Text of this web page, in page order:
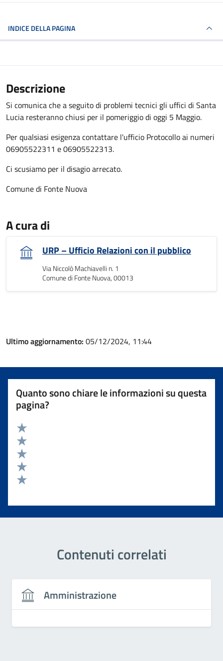
INDICE DELLA PAGINA
Descrizione
Si comunica che a seguito di problemi tecnici gli uffici di Santa
Lucia resteranno chiusi per il pomeriggio di oggi 5 Maggio.
Per qualsiasi esigenza contattare l'ufficio Protocollo ai numeri
06905522311 e 06905522313.
Ci scusiamo per il disagio arrecato.
Comune di Fonte Nuova
A cura di
URP – Ufficio Relazioni con il pubblico
Via Niccolò Machiavelli n. 1
Comune di Fonte Nuova, 00013
Ultimo aggiornamento: 05/12/2024, 11:44
Quanto sono chiare le informazioni su questa
pagina?
Valuta 5 stelle su 5
Valuta 4 stelle su 5
Valuta 3 stelle su 5
Valuta 2 stelle su 5
Contenuti correlati
Amministrazione